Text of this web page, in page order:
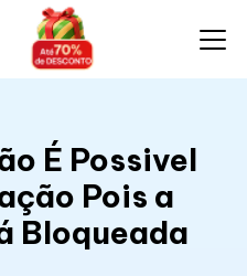
É Possivel
Pois a
Bloqueada